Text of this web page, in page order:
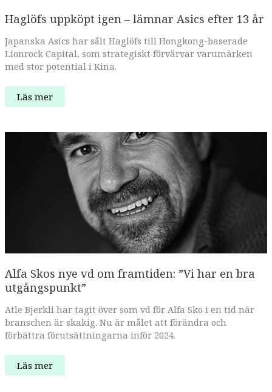
Haglöfs uppköpt igen – lämnar Asics efter 13 år
Japanska Asics har sålt Haglöfs till Hongkong-baserade
Lionrock Capital, som strategiskt förvärvar varumärken
med stor potential i Kina.
Haglöfs
uppköpt
lämnar
Läs mer
Alfa Skos nye vd om framtiden: ”Vi har en bra
utgångspunkt”
Atle Bjerkli har tagit över som vd för Alfa Sko i en tid när
branschen är skakig. Nu är målet att förändra och
förbättra förutsättningarna inför 2024.
Alfa
Skos
Läs mer